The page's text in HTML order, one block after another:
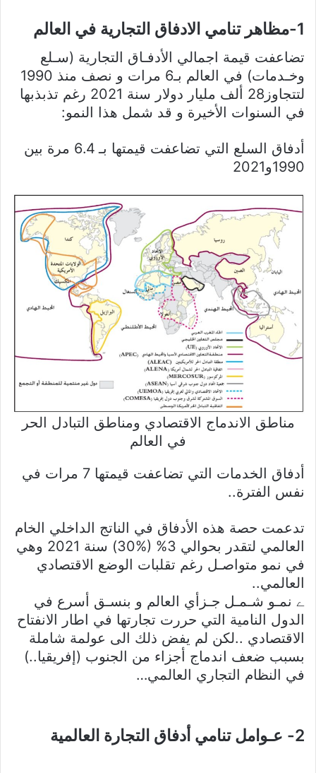
1-مظاهر تنامي الادفاق التجارية في العالم
تضاعفت قيمة اجمالي الأدفـاق التجارية (سـلع
وخـدمات) في العالم بـ6 مرات و نصف منذ 1990
لتتجاوز28 ألف مليار دولار سنة 2021 رغم تذبذبها
في السنوات الأخيرة و قد شمل هذا النمو:
أدفاق السلع التي تضاعفت قيمتها بـ 6.4 مرة بين
1990و2021
مناطق الاندماج الاقتصادي ومناطق التبادل الحر
في العالم
أدفاق الخدمات التي تضاعفت قيمتها 7 مرات في
نفس الفترة..
تدعمت حصة هذه الأدفاق في الناتج الداخلي الخام
العالمي لتقدر بحوالي 3% (%30) سنة 2021 وهي
في نمو متواصـل رغم تقلبات الوضع الاقتصادي
العالمي..
ے نمـو شـمـل جـزأي العالم و بنسـق أسرع في
الدول النامية التي حررت تجارتها في اطار الانفتاح
الاقتصادي ..لكن لم يفض ذلك الى عولمة شاملة
بسبب ضعف اندماج أجزاء من الجنوب (إفريقيا..)
في النظام التجاري العالمي…
2- عـوامل تنامي أدفاق التجارة العالمية